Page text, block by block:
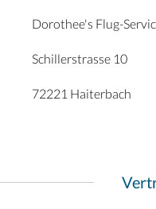
System
Dorothee's Flug-
Schillerstrasse 10
72221 Haiterbach